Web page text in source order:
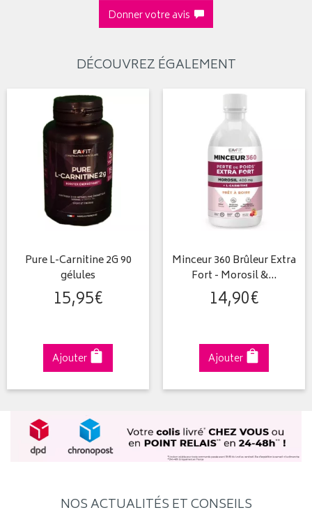
Donner votre avis
DÉCOUVREZ ÉGALEMENT
Pure L-Carnitine 2G 90
gélules
15,95€
Ajouter
Minceur 360 Brûleur Extra
Fort - Morosil &…
14,90€
Ajouter
NOS ACTUALITÉS ET CONSEILS